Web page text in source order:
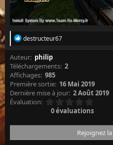
L
r
é
a
c
t
i
s
destructeur67
Auteur philip
Téléchargements 2
Affichages 985
Première sortie 16 Mai 2019
Dernière mise à jour 2 Août 2019
Évaluation
.
0
0
é
t
0 évaluations
Rejoignez